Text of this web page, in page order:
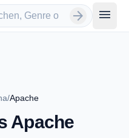
arrow_forward menu
/Apache
Apache